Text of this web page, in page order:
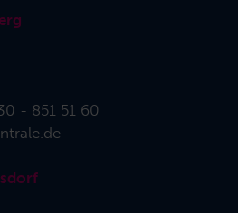
- 851 51 60